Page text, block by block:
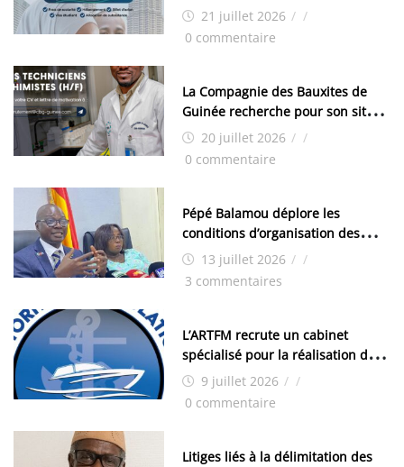
bourses pour la Malaisie
21 juillet 2026 / /
0 commentaire
La Compagnie des Bauxites de
Guinée recherche pour son site
de Kamsar des techniciens
chimistes (H/F)
20 juillet 2026 / /
0 commentaire
Pépé Balamou déplore les
conditions d’organisation des
examens nationaux : « Si ce sont
les élections, on trouve tous les
13 juillet 2026 / /
3 commentaires
L’ARTFM recrute un cabinet
spécialisé pour la réalisation des
études techniques
9 juillet 2026 / /
0 commentaire
Litiges liés à la délimitation des